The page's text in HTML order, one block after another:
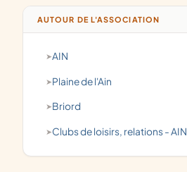
AUTOUR DE L'ASSOCIATION
AIN
Plaine de l'Ain
Briord
clubs de loisirs, relations - AIN